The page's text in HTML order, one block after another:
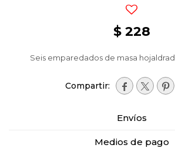
$ 228
Seis emparedados de masa
  
Envíos
Medios de pago